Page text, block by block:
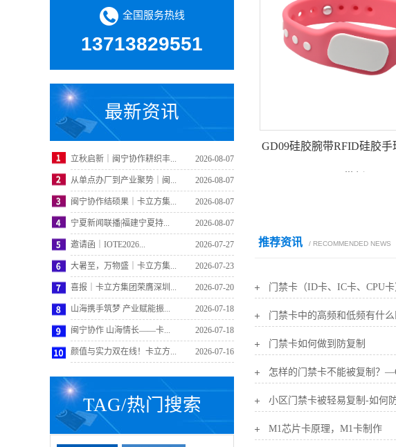
全国服务热线
13713829551
最新资讯
立秋启新｜闽宁协作耕织丰... 2026-08-07
从单点办厂到产业聚势｜闽... 2026-08-07
闽宁协作结硕果｜卡立方集... 2026-08-07
宁夏新闻联播|福建宁夏持... 2026-08-07
邀请函｜IOTE2026... 2026-07-27
大暑至，万物盛｜卡立方集... 2026-07-23
喜报｜卡立方集团荣膺深圳... 2026-07-20
山海携手筑梦 产业赋能振... 2026-07-18
闽宁协作 山海情长——卡... 2026-07-18
颜值与实力双在线！卡立方... 2026-07-16
TAG/热门搜索
GD09硅胶腕带RFID硅胶手
推荐资讯 / RECOMMENDED NEWS
门禁卡（ID卡、IC卡、CPU卡
门禁卡中的高频和低频有什么
门禁卡如何做到防复制
怎样的门禁卡不能被复制？
M1芯片卡原理，M1卡制作